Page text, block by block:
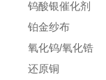
钨酸银催化剂
铂金纱布
氧化钨/氧化锆
还原铜